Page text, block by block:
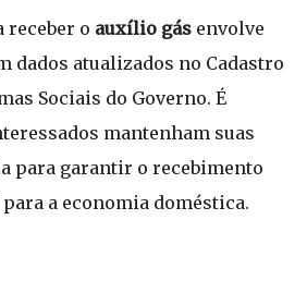
receber o auxílio gás envolve
dados atualizados no Cadastro
Sociais do Governo. É
mantenham suas
para garantir o recebimento
a economia doméstica.